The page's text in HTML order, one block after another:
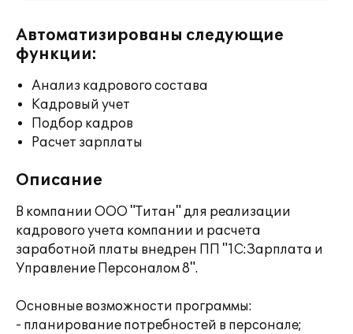
Автоматизированы следующие
функции:
Анализ кадрового состава
Кадровый учет
Подбор кадров
Расчет зарплаты
Описание
В компании ООО "Титан" для реализации
кадрового учета компании и расчета
заработной платы внедрен ПП "1С:Зарплата и
Управление Персоналом 8".
Основные возможности программы:
- планирование потребностей в персонале;